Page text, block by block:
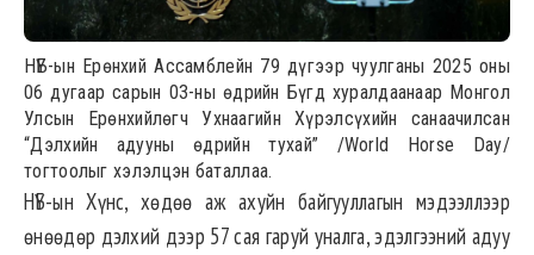
НҮБ-ын Ерөнхий Ассамблейн 79 дүгээр чуулганы 2025 оны
06 дугаар сарын 03-ны өдрийн Бүгд хуралдаанаар Монгол
Улсын Ерөнхийлөгч Ухнаагийн Хүрэлсүхийн санаачилсан
“Дэлхийн адууны өдрийн тухай” /World Horse Day/
тогтоолыг хэлэлцэн баталлаа.
НҮБ-ын Хүнс, хөдөө аж ахуйн байгууллагын мэдээллээр
өнөөдөр дэлхий дээр 57 сая гаруй уналга, эдэлгээний адуу